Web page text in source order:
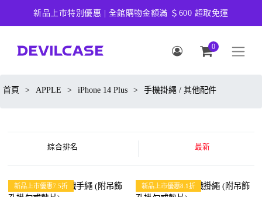
新品上市特別優惠 | 全館購物金額滿 ＄600 超取免運
0
首頁 > APPLE > iPhone 14 Plus > 手機掛繩 / 其他配件
綜合排名 最新
新品上市優惠7.5折 新品上市優惠8.1折